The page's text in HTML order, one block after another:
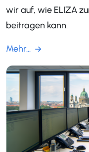
wir auf, wie ELIZA
beitragen kann.
Mehr...